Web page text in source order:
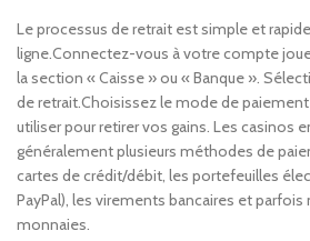
Le processus de retrait est simple et
ligne.Connectez-vous à votre compte
la section « Caisse » ou « Banque ».
de retrait.Choisissez le mode de
utiliser pour retirer vos gains. Les casinos
généralement plusieurs méthodes de
cartes de crédit/débit, les portefeuilles
PayPal), les virements bancaires et
monnaies.